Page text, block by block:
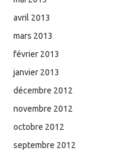
avril 2013
mars 2013
février 2013
janvier 2013
décembre 2012
novembre 2012
octobre 2012
septembre 2012